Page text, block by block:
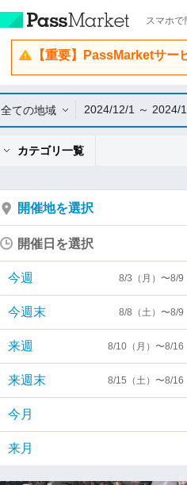
スマホ
【重要】PassMarketサー
全ての地域 2024/12/1 ～ 2024/
カテゴリ一覧
開催地を選択
開催日を選択
今週 8/3（月）〜8/9
今週末 8/8（土）〜8/9
来週 8/10（月）〜8/16
来週末 8/15（土）〜8/16
今月
来月